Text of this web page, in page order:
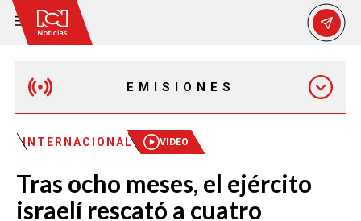
EMISIONES
MAÑANA EXPRESS
EMISIÓN 12:30 PM
INTERNACIONAL VIDEO
Tras ocho meses, el ejército
israelí rescató a cuatro